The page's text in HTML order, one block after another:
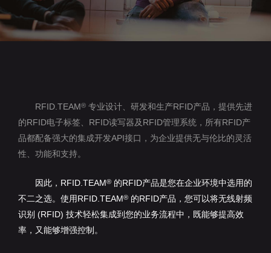
RFID.TEAM® 专业设计、研发和生产RFID产品，提供先进
的RFID电子标签、RFID读写器及RFID管理系统，所有RFID产
品都配备强大的集成开发API接口，为企业提供无与伦比的灵活
性、功能和支持。
因此，RFID.TEAM® 的RFID产品是您在企业环境中选用的
不二之选。使用RFID.TEAM® 的RFID产品，您可以将无线射频
识别 (RFID) 技术轻松集成到您的业务流程中，既能够提高效
率，又能够增强控制。